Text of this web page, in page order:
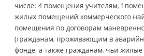
числе: 4 помещения учителям,
жилых помещений коммерческого
помещения по договорам
(гражданам, проживающим в
фонде, а также гражданам, чьи